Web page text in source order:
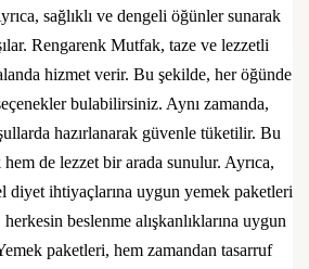
sağlıklı ve dengeli öğünler sunarak
Rengarenk Mutfak, taze ve lezzetli
hizmet verir. Bu şekilde, her öğünde
bulabilirsiniz. Aynı zamanda,
hazırlanarak güvenle tüketilir. Bu
de lezzet bir arada sunulur. Ayrıca,
diyet ihtiyaçlarına uygun yemek paketleri
beslenme alışkanlıklarına uygun
paketleri, hem zamandan tasarruf